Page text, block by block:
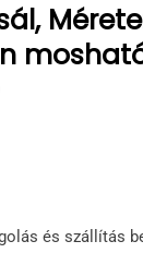
és szállítás